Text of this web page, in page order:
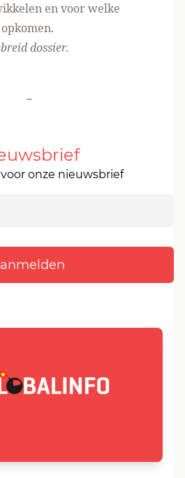
en voor welke
dossier.
-
onze nieuwsbrief